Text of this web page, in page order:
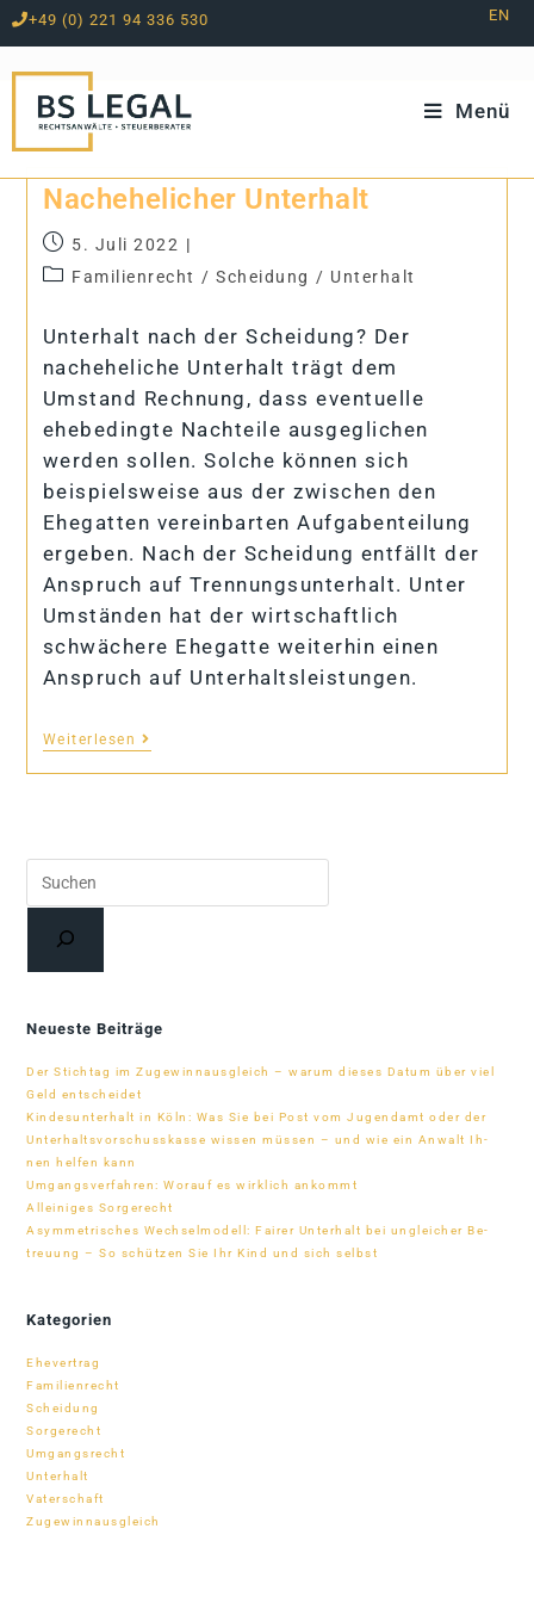
Zum
Inhalt
springen
+49 (0) 221 94 336 530 EN
Menü
Nach­ehe­li­cher Unterhalt
5. Juli 2022
Familienrecht / Scheidung / Unterhalt
Unterhalt nach der Scheidung? Der
nacheheliche Unterhalt trägt dem
Umstand Rechnung, dass eventuelle
ehebedingte Nachteile ausgeglichen
werden sollen. Solche können sich
beispielsweise aus der zwischen den
Ehegatten vereinbarten Aufgabenteilung
ergeben. Nach der Scheidung entfällt der
Anspruch auf Trennungsunterhalt. Unter
Umständen hat der wirtschaftlich
schwächere Ehegatte weiterhin einen
Anspruch auf Unterhaltsleistungen.
Weiterlesen
Neueste Beiträge
Der Stich­tag im Zu­ge­winn­aus­gleich – warum die­ses Da­tum über viel
Geld entscheidet
Kin­des­un­ter­halt in Köln: Was Sie bei Post vom Ju­gend­amt oder der
Un­ter­halts­vor­schuss­kasse wis­sen müs­sen – und wie ein An­walt Ih­
nen hel­fen kann
Um­gangs­ver­fah­ren: Wor­auf es wirk­lich ankommt
Al­lei­ni­ges Sorgerecht
Asym­me­tri­sches Wech­sel­mo­dell: Fai­rer Un­ter­halt bei un­glei­cher Be­
treu­ung – So schüt­zen Sie Ihr Kind und sich selbst
Kategorien
Ehevertrag
Familienrecht
Scheidung
Sorgerecht
Umgangsrecht
Unterhalt
Vaterschaft
Zugewinnausgleich